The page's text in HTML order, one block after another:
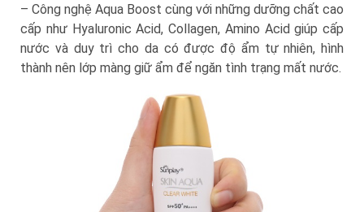
– Công nghệ Aqua Boost cùng với những dưỡng chất cao
cấp như Hyaluronic Acid, Collagen, Amino Acid giúp cấp
nước và duy trì cho da có được độ ẩm tự nhiên, hình
thành nên lớp màng giữ ẩm để ngăn tình trạng mất nước.